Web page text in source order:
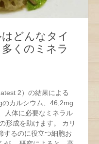
どんなタイ
くのミネラ
2）の結果による
カルシウム、46,2mg
人体に必要なミネラル
形成を助けます。 カリ
するのに役立つ細胞お